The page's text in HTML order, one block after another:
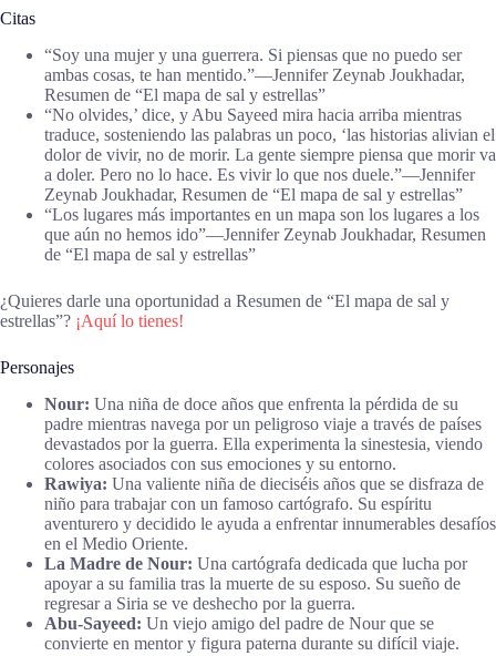
Citas
“Soy una mujer y una guerrera. Si piensas que no puedo ser
ambas cosas, te han mentido.”―Jennifer Zeynab Joukhadar,
Resumen de “El mapa de sal y estrellas”
“No olvides,’ dice, y Abu Sayeed mira hacia arriba mientras
traduce, sosteniendo las palabras un poco, ‘las historias alivian el
dolor de vivir, no de morir. La gente siempre piensa que morir va
a doler. Pero no lo hace. Es vivir lo que nos duele.”―Jennifer
Zeynab Joukhadar, Resumen de “El mapa de sal y estrellas”
“Los lugares más importantes en un mapa son los lugares a los
que aún no hemos ido”―Jennifer Zeynab Joukhadar, Resumen
de “El mapa de sal y estrellas”
¿Quieres darle una oportunidad a Resumen de “El mapa de sal y
estrellas”? ¡Aquí lo tienes!
Personajes
Nour: Una niña de doce años que enfrenta la pérdida de su
padre mientras navega por un peligroso viaje a través de países
devastados por la guerra. Ella experimenta la sinestesia, viendo
colores asociados con sus emociones y su entorno.
Rawiya: Una valiente niña de dieciséis años que se disfraza de
niño para trabajar con un famoso cartógrafo. Su espíritu
aventurero y decidido le ayuda a enfrentar innumerables desafíos
en el Medio Oriente.
La Madre de Nour: Una cartógrafa dedicada que lucha por
apoyar a su familia tras la muerte de su esposo. Su sueño de
regresar a Siria se ve deshecho por la guerra.
Abu-Sayeed: Un viejo amigo del padre de Nour que se
convierte en mentor y figura paterna durante su difícil viaje.